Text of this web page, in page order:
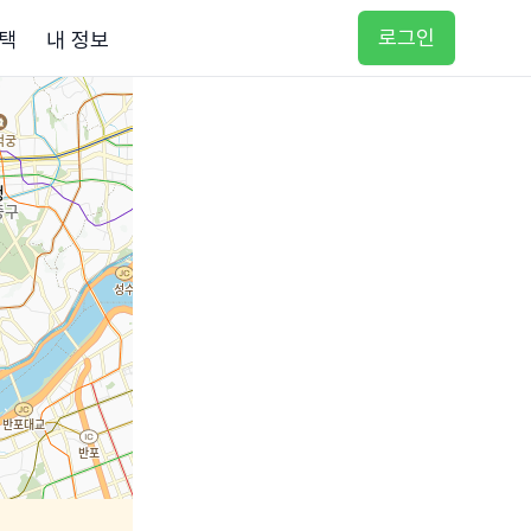
내 정보 로그인